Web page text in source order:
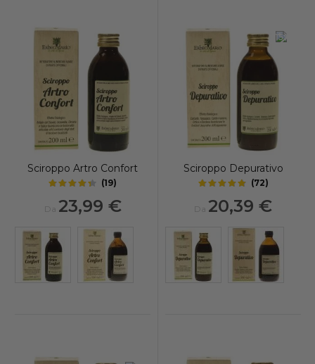
Sciroppo Artro Confort
(19)
Da 23,99 €
-15%
Sciroppo Depurativo
(72)
Da 20,39 €